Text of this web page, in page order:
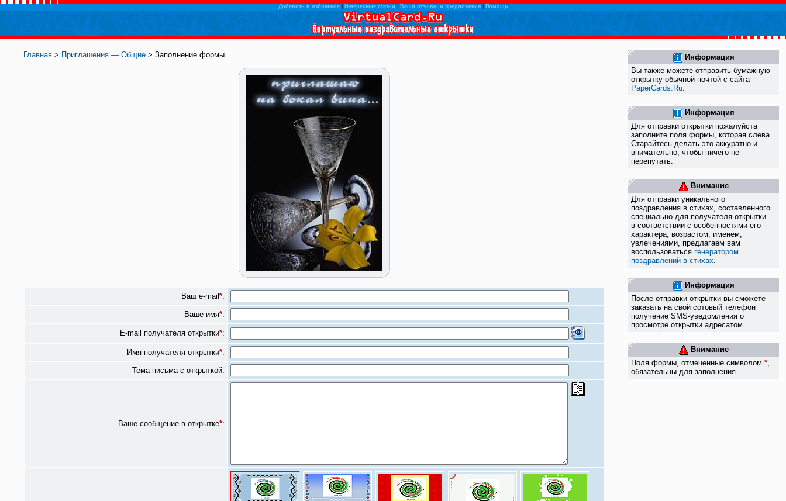
Добавить в избранное| Интересные статьи Ваши отзывы и предложения| Помощь
Главная > Приглашения — Общие > Заполнение формы
Ваш e-mail *:
Ваше имя*:
E-mail получателя открытки*:
Имя получателя открытки*:
Тема письма с открыткой:
Ваше сообщение в открытке*:
Информация
Вы также можете отправить бумажную
открытку обычной почтой с сайта
PaperCards.Ru.
Информация
Для отправки открытки пожалуйста
заполните поля формы, которая слева.
Старайтесь делать это аккуратно и
внимательно, чтобы ничего не
перепутать.
Внимание
Для отправки уникального
поздравления в стихах, составленного
специально для получателя открытки
в соответствии с особенностями его
характера, возрастом, именем,
увлечениями, предлагаем вам
воспользоваться генератором
поздравлений в стихах.
Информация
После отправки открытки вы сможете
заказать на свой сотовый телефон
получение SMS-уведомления о
просмотре открытки адресатом.
Внимание
Поля формы, отмеченные символом*,
обязательны для заполнения.